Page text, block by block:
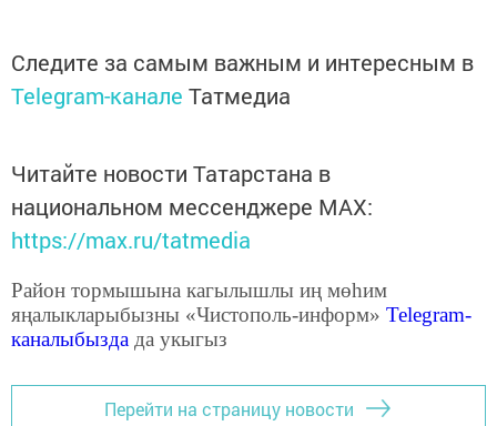
Следите за самым важным и интересным в
Telegram-канале Татмедиа
Читайте новости Татарстана в
национальном мессенджере MАХ:
https://max.ru/tatmedia
Район тормышына кагылышлы иң мөһим
яңалыкларыбызны «Чистополь-информ» Telegram-
каналыбызда да укыгыз
Перейти на страницу новости